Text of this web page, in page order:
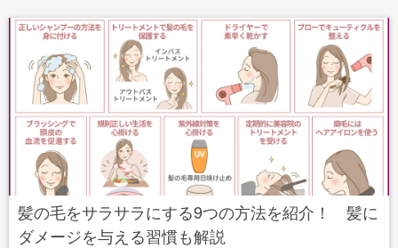
髪の毛をサラサラにする9つの方法を紹介！ 髪に
ダメージを与える習慣も解説